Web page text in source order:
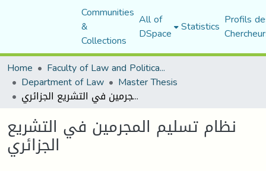
Communities
&
Collections
All of
DSpace Statistics Profils
Home
Faculty of Law and Political Science
Department of Law Master Thesis
نظام تسليم المجرمين في التشريع الجزائري
نظام تسليم المجرمين في التشريع
الجزائري